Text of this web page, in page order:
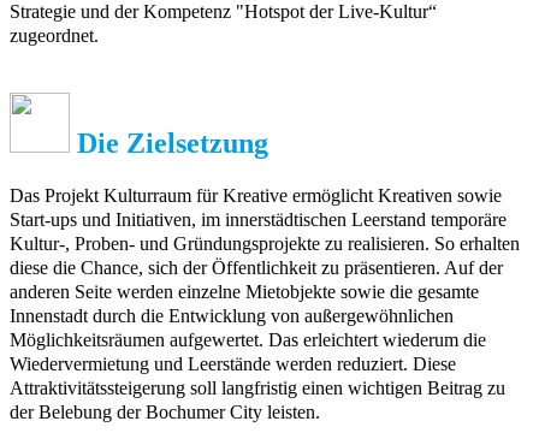
Strategie und der Kompetenz "Hotspot der Live-Kultur“
zugeordnet.
Die Zielsetzung
Das Projekt Kulturraum für Kreative ermöglicht Kreativen sowie
Start-ups und Initiativen, im innerstädtischen Leerstand temporäre
Kultur-, Proben- und Gründungsprojekte zu realisieren. So erhalten
diese die Chance, sich der Öffentlichkeit zu präsentieren. Auf der
anderen Seite werden einzelne Mietobjekte sowie die gesamte
Innenstadt durch die Entwicklung von außergewöhnlichen
Möglichkeitsräumen aufgewertet. Das erleichtert wiederum die
Wiedervermietung und Leerstände werden reduziert. Diese
Attraktivitätssteigerung soll langfristig einen wichtigen Beitrag zu
der Belebung der Bochumer City leisten.